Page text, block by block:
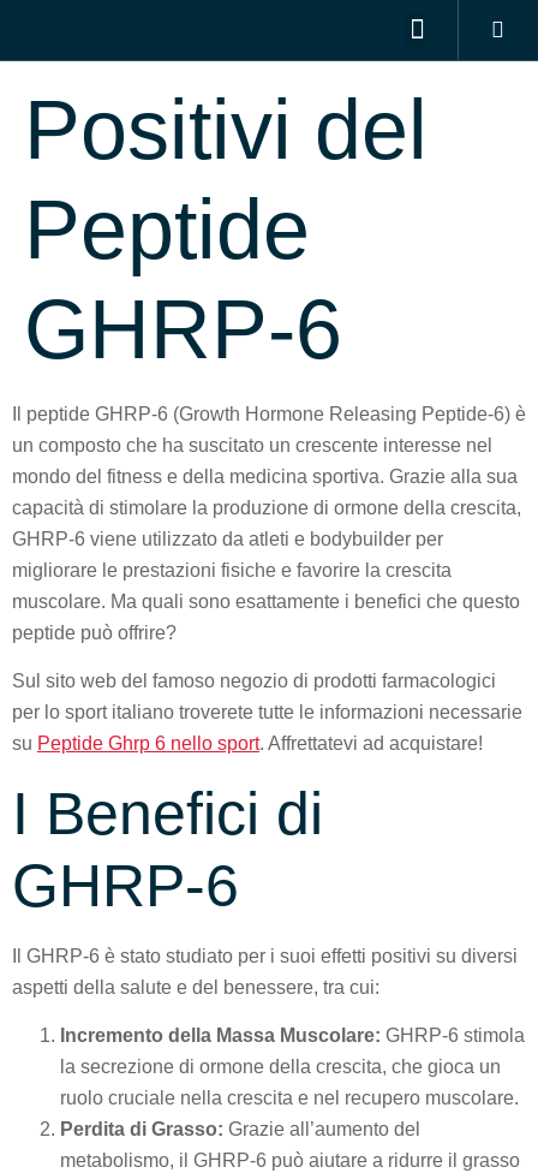
Positivi del
Peptide
GHRP-6
Il peptide GHRP-6 (Growth Hormone Releasing Peptide-6) è
un composto che ha suscitato un crescente interesse nel
mondo del fitness e della medicina sportiva. Grazie alla sua
capacità di stimolare la produzione di ormone della crescita,
GHRP-6 viene utilizzato da atleti e bodybuilder per
migliorare le prestazioni fisiche e favorire la crescita
muscolare. Ma quali sono esattamente i benefici che questo
peptide può offrire?
Sul sito web del famoso negozio di prodotti farmacologici
per lo sport italiano troverete tutte le informazioni necessarie
su Peptide Ghrp 6 nello sport. Affrettatevi ad acquistare!
I Benefici di
GHRP-6
Il GHRP-6 è stato studiato per i suoi effetti positivi su diversi
aspetti della salute e del benessere, tra cui:
Incremento della Massa Muscolare: GHRP-6 stimola
la secrezione di ormone della crescita, che gioca un
ruolo cruciale nella crescita e nel recupero muscolare.
Perdita di Grasso: Grazie all’aumento del
metabolismo, il GHRP-6 può aiutare a ridurre il grasso